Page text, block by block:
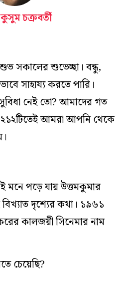
চক্রবর্তী
সকালের শুভেচ্ছা। বন্ধু,
সাহায্য করতে পারি।
নেই তো? আমাদের গত
২১২টিতেই আমরা আপনি থেকে
মনে পড়ে যায় উত্তমকুমার
দৃশ্যের কথা। ১৯৬১
কালজয়ী সিনেমার নাম
চেয়েছি?